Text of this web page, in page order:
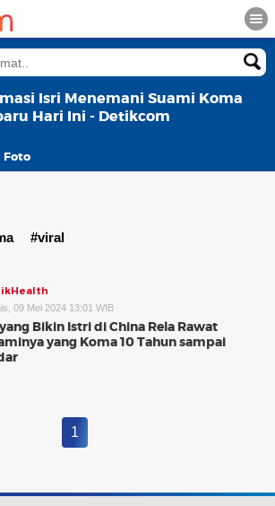
Isri Menemani Suami Koma
Hari Ini - Detikcom
Foto
#viral
09 Mei 2024 13:01 WIB
Bikin Istri di China Rela Rawat
yang Koma 10 Tahun sampai
1